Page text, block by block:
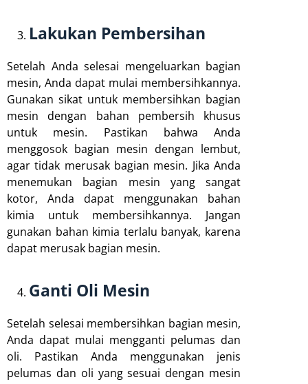
Lakukan Pembersihan
Setelah Anda selesai mengeluarkan bagian
mesin, Anda dapat mulai membersihkannya.
Gunakan sikat untuk membersihkan bagian
mesin dengan bahan pembersih khusus
untuk mesin. Pastikan bahwa Anda
menggosok bagian mesin dengan lembut,
agar tidak merusak bagian mesin. Jika Anda
menemukan bagian mesin yang sangat
kotor, Anda dapat menggunakan bahan
kimia untuk membersihkannya. Jangan
gunakan bahan kimia terlalu banyak, karena
dapat merusak bagian mesin.
Ganti Oli Mesin
Setelah selesai membersihkan bagian mesin,
Anda dapat mulai mengganti pelumas dan
oli. Pastikan Anda menggunakan jenis
pelumas dan oli yang sesuai dengan mesin